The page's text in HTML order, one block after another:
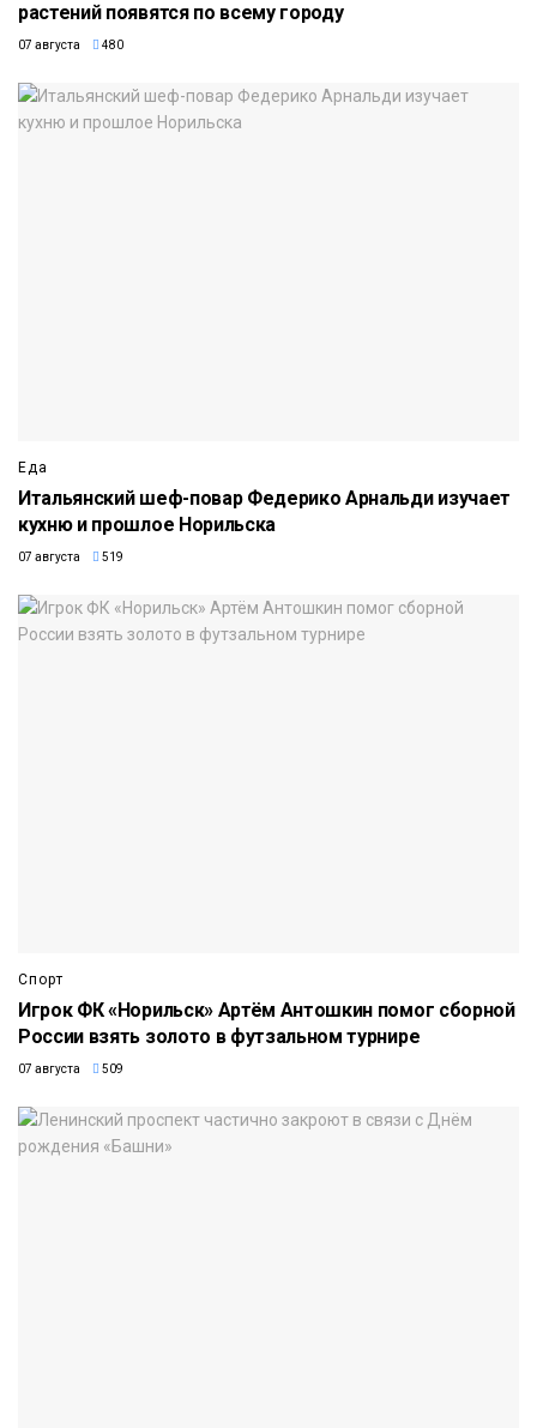
растений появятся по всему городу
07 августа 480
Еда
Итальянский шеф-повар Федерико Арнальди изучает
кухню и прошлое Норильска
07 августа 519
Спорт
Игрок ФК «Норильск» Артём Антошкин помог сборной
России взять золото в футзальном турнире
07 августа 509